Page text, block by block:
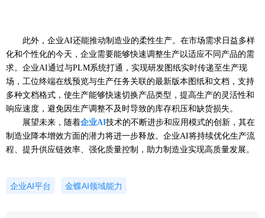
此外，企业AI还能推动制造业的柔性生产。在市场需求日益多样
化和个性化的今天，企业需要能够快速调整生产以适应不同产品的需
求。企业AI通过与PLM系统打通，实现研发图纸实时传递至生产现
场，工位终端在线预览与生产任务关联的最新版本图纸和文档，支持
多种文档格式，使生产能够快速切换产品类型，提高生产的灵活性和
响应速度，避免因生产调整不及时导致的库存积压和缺货损失。
展望未来，随着企业AI技术的不断进步和应用模式的创新，其在
制造业降本增效方面的潜力将进一步释放。企业AI将持续优化生产流
程、提升供应链效率、强化质量控制，助力制造业实现高质量发展。
企业AI平台 金蝶AI领域能力